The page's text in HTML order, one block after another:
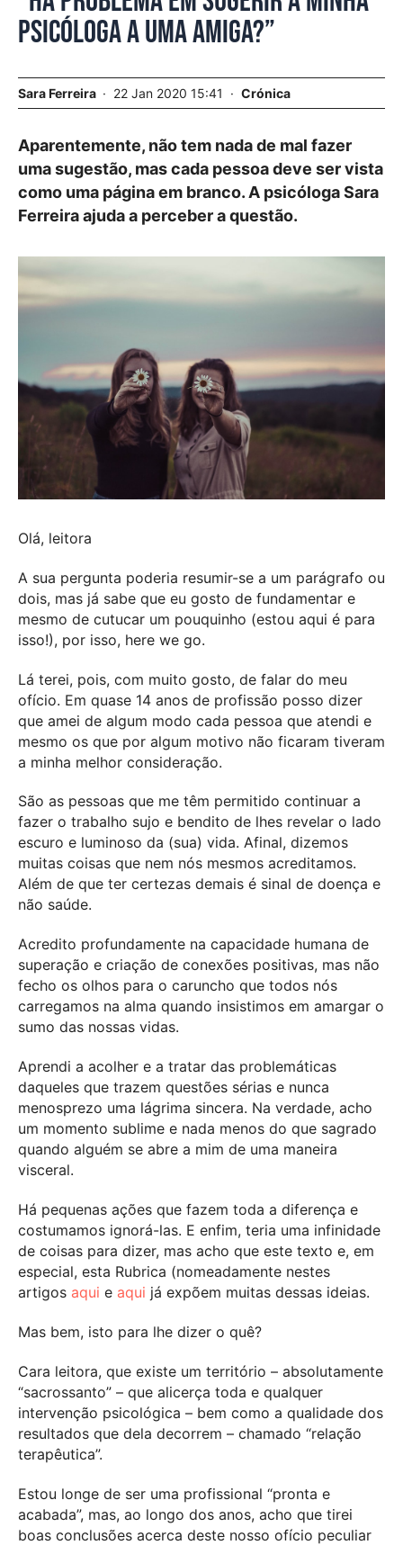
psicóloga a uma amiga?”
Sara Ferreira 22 Jan 2020 15:41 Crónica
Aparentemente, não tem nada de mal fazer
uma sugestão, mas cada pessoa deve ser vista
como uma página em branco. A psicóloga Sara
Ferreira ajuda a perceber a questão.
Olá, leitora
A sua pergunta poderia resumir-se a um parágrafo ou
dois, mas já sabe que eu gosto de fundamentar e
mesmo de cutucar um pouquinho (estou aqui é para
isso!), por isso, here we go.
Lá terei, pois, com muito gosto, de falar do meu
ofício. Em quase 14 anos de profissão posso dizer
que amei de algum modo cada pessoa que atendi e
mesmo os que por algum motivo não ficaram tiveram
a minha melhor consideração.
São as pessoas que me têm permitido continuar a
fazer o trabalho sujo e bendito de lhes revelar o lado
escuro e luminoso da (sua) vida. Afinal, dizemos
muitas coisas que nem nós mesmos acreditamos.
Além de que ter certezas demais é sinal de doença e
não saúde.
Acredito profundamente na capacidade humana de
superação e criação de conexões positivas, mas não
fecho os olhos para o caruncho que todos nós
carregamos na alma quando insistimos em amargar o
sumo das nossas vidas.
Aprendi a acolher e a tratar das problemáticas
daqueles que trazem questões sérias e nunca
menosprezo uma lágrima sincera. Na verdade, acho
um momento sublime e nada menos do que sagrado
quando alguém se abre a mim de uma maneira
visceral.
Há pequenas ações que fazem toda a diferença e
costumamos ignorá-las. E enfim, teria uma infinidade
de coisas para dizer, mas acho que este texto e, em
especial, esta Rubrica (nomeadamente nestes
artigos aqui e aqui já expõem muitas dessas ideias.
Mas bem, isto para lhe dizer o quê?
Cara leitora, que existe um território – absolutamente
“sacrossanto” – que alicerça toda e qualquer
intervenção psicológica – bem como a qualidade dos
resultados que dela decorrem – chamado “relação
terapêutica”.
Estou longe de ser uma profissional “pronta e
acabada”, mas, ao longo dos anos, acho que tirei
boas conclusões acerca deste nosso ofício peculiar